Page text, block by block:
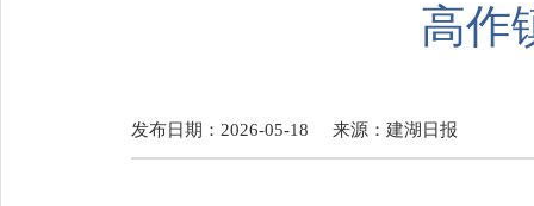
高作
发布日期：2026-05-18 来源： 建湖日报